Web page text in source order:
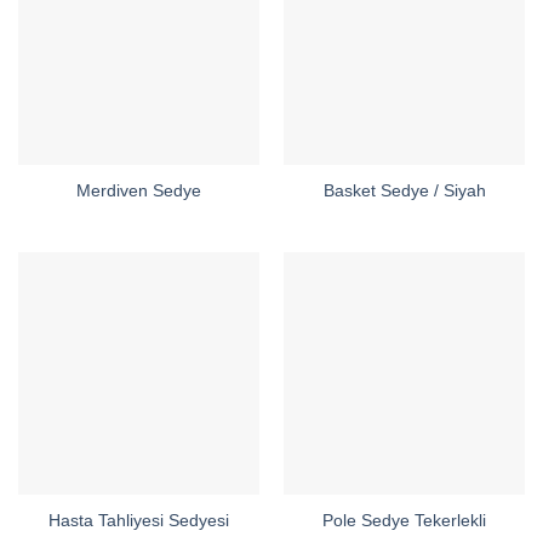
Merdiven Sedye Basket Sedye / Siyah
Hasta Tahliyesi Sedyesi Pole Sedye Tekerlekli